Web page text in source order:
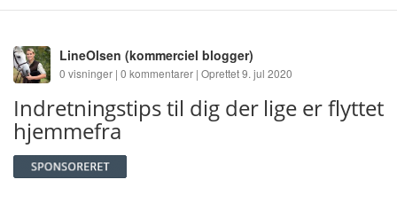
LineOlsen (kommerciel blogger)
0 visninger | 0 kommentarer | Oprettet 9. jul 2020
Indretningstips til dig der lige er flyttet
hjemmefra